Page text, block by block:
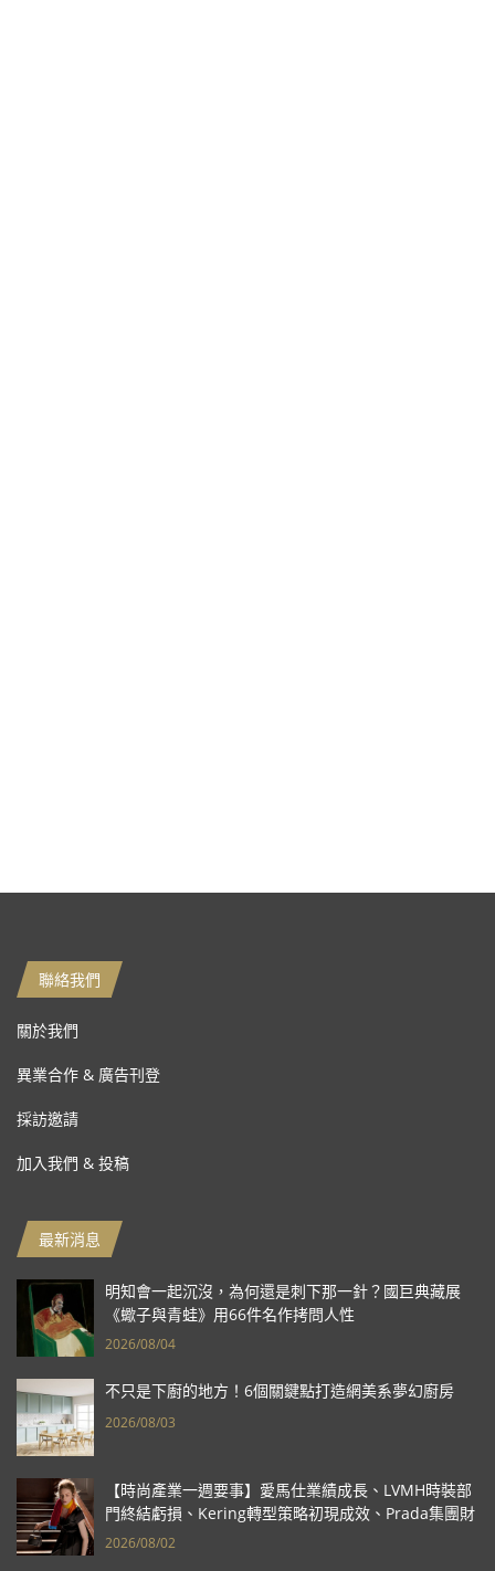
聯絡我們
關於我們
異業合作 & 廣告刊登
採訪邀請
加入我們 & 投稿
最新消息
明知會一起沉沒，為何還是刺下那一針？國巨典藏展
《蠍子與青蛙》用66件名作拷問人性
2026/08/04
不只是下廚的地方！6個關鍵點打造網美系夢幻廚房
2026/08/03
【時尚產業一週要事】愛馬仕業績成長、LVMH時裝部
門終結虧損、Kering轉型策略初現成效、Prada集團財
報亮眼
2026/08/02